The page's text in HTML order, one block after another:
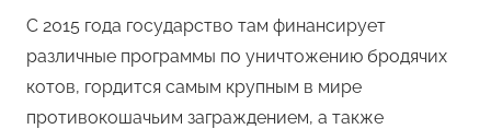
С 2015 года государство там финансирует
различные программы по уничтожению бродячих
котов, гордится самым крупным в мире
противокошачьим заграждением, а также